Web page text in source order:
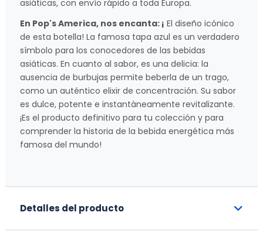
asiáticas, con envío rápido a toda Europa.
En Pop's America, nos encanta: ¡ El diseño icónico
de esta botella! La famosa tapa azul es un verdadero
símbolo para los conocedores de las bebidas
asiáticas. En cuanto al sabor, es una delicia: la
ausencia de burbujas permite beberla de un trago,
como un auténtico elixir de concentración. Su sabor
es dulce, potente e instantáneamente revitalizante.
¡Es el producto definitivo para tu colección y para
comprender la historia de la bebida energética más
famosa del mundo!
Detalles del producto